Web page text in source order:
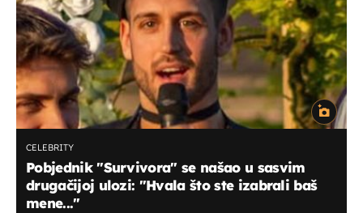
CELEBRITY
Pobjednik "Survivora" se našao u sasvim
drugačijoj ulozi: "Hvala što ste izabrali baš
mene..."